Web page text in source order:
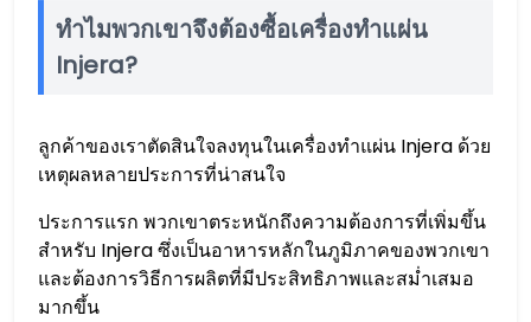
ทำไมพวกเขาจึงต้องซื้อเครื่องทำแผ่น
Injera?
ลูกค้าของเราตัดสินใจลงทุนในเครื่องทำแผ่น Injera ด้วย
เหตุผลหลายประการที่น่าสนใจ
ประการแรก พวกเขาตระหนักถึงความต้องการที่เพิ่มขึ้น
สำหรับ Injera ซึ่งเป็นอาหารหลักในภูมิภาคของพวกเขา
และต้องการวิธีการผลิตที่มีประสิทธิภาพและสม่ำเสมอ
มากขึ้น